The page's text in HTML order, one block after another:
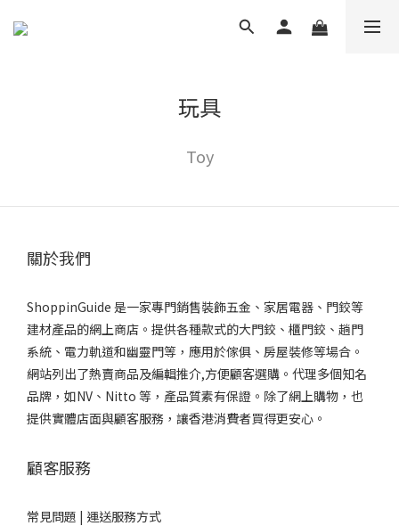
玩具
Toy
關於我們
ShoppinGuide 是一家專門銷售裝飾五金、家居電器、門鉸等
建材產品的網上商店。提供各種款式的大門鉸、櫃門鉸、趟門
系統、電力軌道和幽靈門等，應用於傢俱、房屋裝修等場合。
網站列出了熱賣商品及編輯推介,方便顧客選購。代理多個知名
品牌，如NV、Nitto 等，產品質素有保證。除了網上購物，也
提供實體店面與顧客服務，讓香港消費者買得更安心。
顧客服務
常見問題 | 運送服務方式